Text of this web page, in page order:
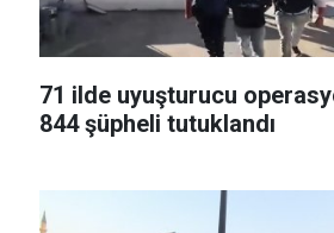
71 ilde uyuşturucu
844 şüpheli tutuklandı